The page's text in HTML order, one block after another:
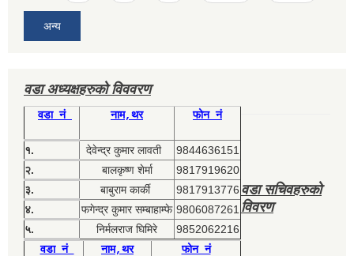
अन्य
वडा अध्यक्षहरुको विववरण
वडा नं नाम,थर फोन नं
१. देवेन्द्र कुमार लावती
9844636151
२.
बालकृष्ण शेर्मा
9817919620
३.
बाबुराम कार्की
9817913776
४.
फगेन्द्र कुमार सम्बाहाम्फे 9806087261
५.
निर्मलराज घिमिरे 9852062216
वडा सचिवहरुको
विवरण
वडा नं नाम,थर फोन नं